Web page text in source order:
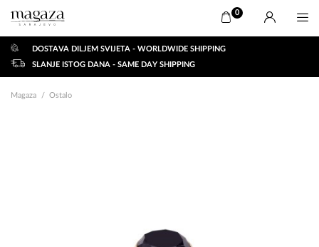
0
DOSTAVA DILJEM SVIJETA - WORLDWIDE SHIPPING
SLANJE ISTOG DANA - SAME DAY SHIPPING
Magaza Ostalo